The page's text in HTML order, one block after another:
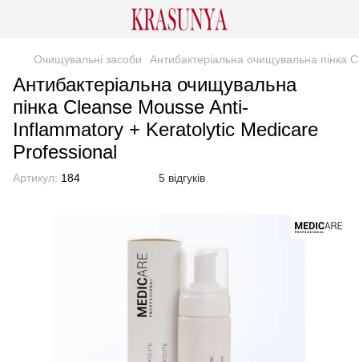
Очищувальні засоби Антибактеріальна очищувальна
Антибактеріальна очищувальна
пінка Cleanse Mousse Anti-
Inflammatory + Keratolytic Medicare
Professional
Артикул: 184 5 відгуків